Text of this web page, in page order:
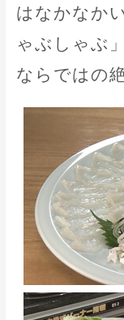
はなかなか
ゃぶしゃぶ
ならではの